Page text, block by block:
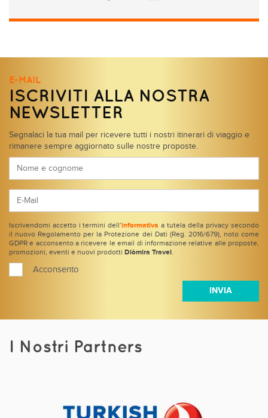
E-MAIL
ISCRIVITI ALLA NOSTRA
NEWSLETTER
Segnalaci la tua mail per ricevere tutti i nostri itinerari di viaggio e
rimanere sempre aggiornato sulle nostre proposte.
Iscrivendomi accetto i termini dell’ informativa a tutela della privacy secondo
il nuovo Regolamento per la Protezione dei Dati (Reg. 2016/679), noto come
GDPR e acconsento a ricevere le email di informazione relative alle proposte,
promozioni, eventi e nuovi prodotti Diòmira Travel .
Acconsento
I Nostri Partners